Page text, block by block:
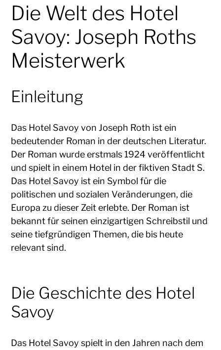
Die Welt des Hotel
Savoy: Joseph Roths
Meisterwerk
Einleitung
Das Hotel Savoy von Joseph Roth ist ein
bedeutender Roman in der deutschen Literatur.
Der Roman wurde erstmals 1924 veröffentlicht
und spielt in einem Hotel in der fiktiven Stadt S.
Das Hotel Savoy ist ein Symbol für die
politischen und sozialen Veränderungen, die
Europa zu dieser Zeit erlebte. Der Roman ist
bekannt für seinen einzigartigen Schreibstil und
seine tiefgründigen Themen, die bis heute
relevant sind.
Die Geschichte des Hotel
Savoy
Das Hotel Savoy spielt in den Jahren nach dem